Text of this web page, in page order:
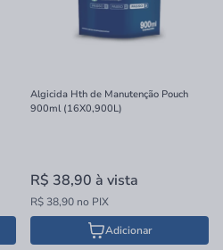
Algicida Hth de Manutenção Pouch
900ml (16X0,900L)
R$ 38,90 à vista
R$ 38,90 no PIX
Adicionar